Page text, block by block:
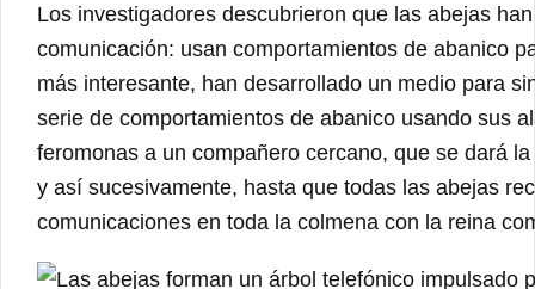
Los investigadores descubrieron que las abejas
comunicación: usan comportamientos de abanico
más interesante, han desarrollado un medio para
serie de comportamientos de abanico usando sus
feromonas a un compañero cercano, que se dará
y así sucesivamente, hasta que todas las abejas
comunicaciones en toda la colmena con la reina